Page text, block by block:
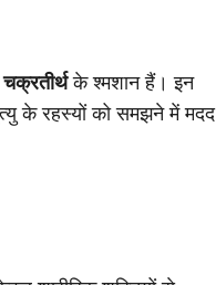
के श्मशान हैं। इन
के रहस्यों को समझने में मदद